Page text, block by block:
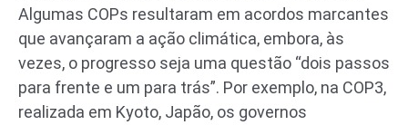
Algumas COPs resultaram em acordos marcantes
que avançaram a ação climática, embora, às
vezes, o progresso seja uma questão “dois passos
para frente e um para trás”. Por exemplo, na COP3,
realizada em Kyoto, Japão, os governos